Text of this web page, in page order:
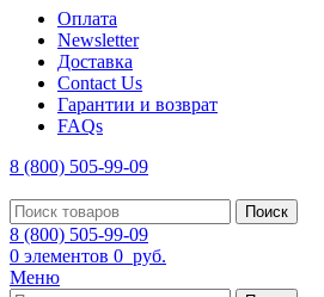
Оплата
Newsletter
Доставка
Contact Us
Гарантии и возврат
FAQs
8 (800) 505-99-09
Поиск
8 (800) 505-99-09
0 элементов 0 руб.
Меню